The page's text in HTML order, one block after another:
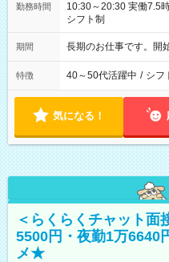
勤務時間
10:30～20:30 実働7.5時間／休憩1.5時間 営業時間に合わせた
シフト制
期間 長期のお仕事です。開
特徴 40～50代活躍中 / シフ
気になる！
＜らくらくチャット面
5500円・夜勤1万
メ★